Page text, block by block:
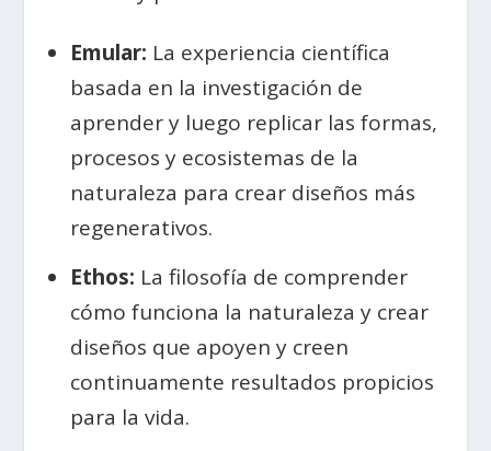
Emular: La experiencia científica
basada en la investigación de
aprender y luego replicar las formas,
procesos y ecosistemas de la
naturaleza para crear diseños más
regenerativos.
Ethos: La filosofía de comprender
cómo funciona la naturaleza y crear
diseños que apoyen y creen
continuamente resultados propicios
para la vida.